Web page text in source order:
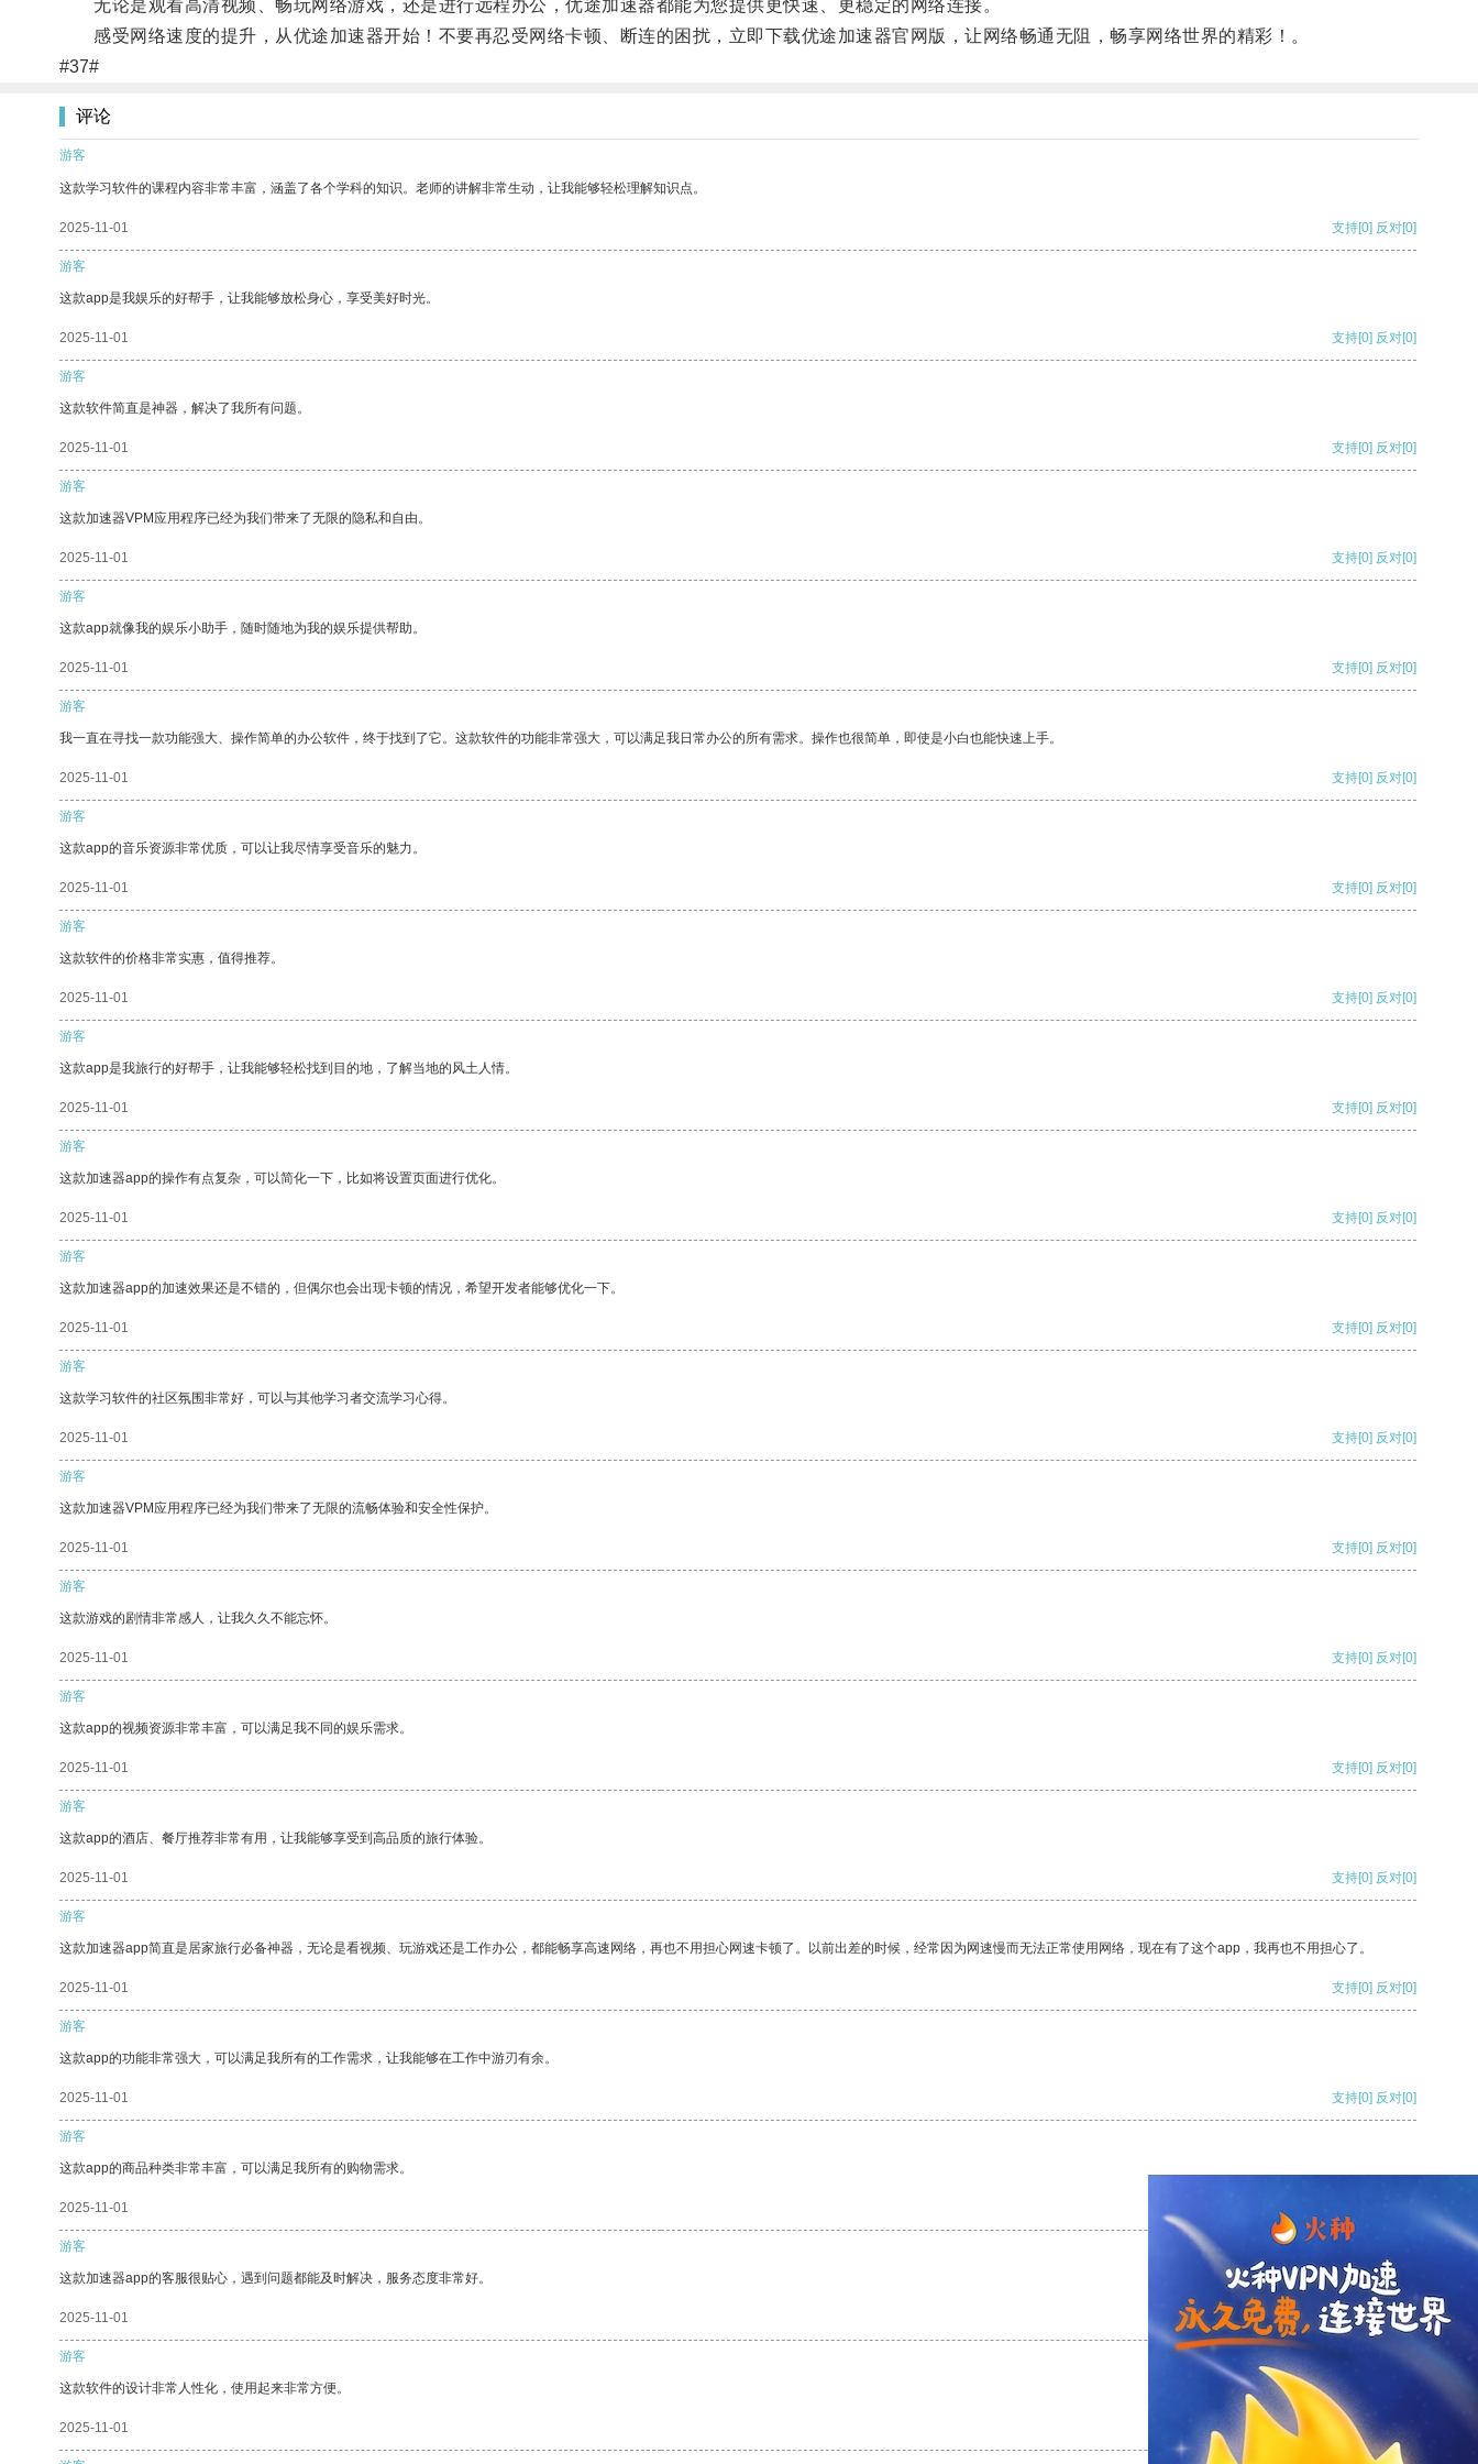
无论是观看高清视频、畅玩网络游戏，还是进行远程办公，优途加速器都能为您提供更快速、更稳定的网络连接。
感受网络速度的提升，从优途加速器开始！不要再忍受网络卡顿、断连的困扰，立即下载优途加速器官网版，让网络畅通无阻，畅享网络世界的精彩！。
#37#
评论
游客
这款学习软件的课程内容非常丰富，涵盖了各个学科的知识。老师的讲解非常生动，让我能够轻松理解知识点。
2025-11-01 支持[0] 反对[0]
游客
这款app是我娱乐的好帮手，让我能够放松身心，享受美好时光。
2025-11-01 支持[0] 反对[0]
游客
这款软件简直是神器，解决了我所有问题。
2025-11-01 支持[0] 反对[0]
游客
这款加速器VPM应用程序已经为我们带来了无限的隐私和自由。
2025-11-01 支持[0] 反对[0]
游客
这款app就像我的娱乐小助手，随时随地为我的娱乐提供帮助。
2025-11-01 支持[0] 反对[0]
游客
我一直在寻找一款功能强大、操作简单的办公软件，终于找到了它。这款软件的功能非常强大，可以满足我日常办公的所有需求。操作也很简单，即使是小白也能快速上手。
2025-11-01 支持[0] 反对[0]
游客
这款app的音乐资源非常优质，可以让我尽情享受音乐的魅力。
2025-11-01 支持[0] 反对[0]
游客
这款软件的价格非常实惠，值得推荐。
2025-11-01 支持[0] 反对[0]
游客
这款app是我旅行的好帮手，让我能够轻松找到目的地，了解当地的风土人情。
2025-11-01 支持[0] 反对[0]
游客
这款加速器app的操作有点复杂，可以简化一下，比如将设置页面进行优化。
2025-11-01 支持[0] 反对[0]
游客
这款加速器app的加速效果还是不错的，但偶尔也会出现卡顿的情况，希望开发者能够优化一下。
2025-11-01 支持[0] 反对[0]
游客
这款学习软件的社区氛围非常好，可以与其他学习者交流学习心得。
2025-11-01 支持[0] 反对[0]
游客
这款加速器VPM应用程序已经为我们带来了无限的流畅体验和安全性保护。
2025-11-01 支持[0] 反对[0]
游客
这款游戏的剧情非常感人，让我久久不能忘怀。
2025-11-01 支持[0] 反对[0]
游客
这款app的视频资源非常丰富，可以满足我不同的娱乐需求。
2025-11-01 支持[0] 反对[0]
游客
这款app的酒店、餐厅推荐非常有用，让我能够享受到高品质的旅行体验。
2025-11-01 支持[0] 反对[0]
游客
这款加速器app简直是居家旅行必备神器，无论是看视频、玩游戏还是工作办公，都能畅享高速网络，再也不用担心网速卡顿了。以前出差的时候，经常因为网速慢而无法正常使用网络，现在有了这个app，我再也不用担心了。
2025-11-01 支持[0] 反对[0]
游客
这款app的功能非常强大，可以满足我所有的工作需求，让我能够在工作中游刃有余。
2025-11-01 支持[0] 反对[0]
游客
这款app的商品种类非常丰富，可以满足我所有的购物需求。
2025-11-01
游客
这款加速器app的客服很贴心，遇到问题都能及时解决，服务态度非常好。
2025-11-01 支持 [0] 反对[0]
游客
这款软件的设计非常人性化，使用起来非常方便。
2025-11-01 支持[0] 反对